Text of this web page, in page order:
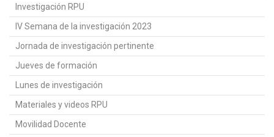
Investigación RPU
IV Semana de la investigación 2023
Jornada de investigación pertinente
Jueves de formación
Lunes de investigación
Materiales y videos RPU
Movilidad Docente